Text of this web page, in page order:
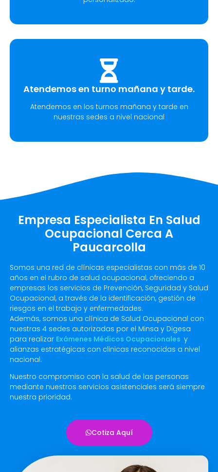
Atendemos en turno mañana y tarde.
Atendemos en los turnos mañana y tarde en
nuestras sedes a nivel nacional
Empresa Especialista En Salud
Ocupacional Cerca A
Paucarcolla
Somos una red de clínicas especialistas con más de 10
años en el rubro de salud ocupacional, ofreciendo a
empresas los servicios de Prevención, Seguridad y Salud
Ocupacional, a través de la identificación, gestión de
riesgos en el trabajo y enfermedades.
Además, somos una clínica de Salud Ocupacional con
nuestras 4 sedes autorizadas por el Minsa y Digesa
para realizar Exámenes Médicos Ocupacionales y
alianzas estratégicas con clinicas reconocidas a nivel
nacional.
Nuestro compromiso con la salud de las personas
mediante nuestros servicios asistenciales será siempre
nuestra prioridad.
Cotiza Aquí